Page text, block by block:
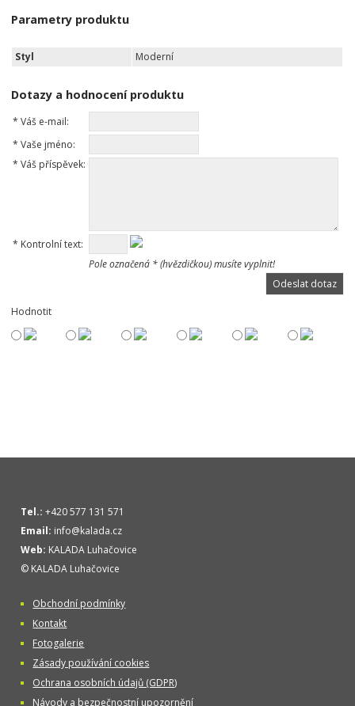
Parametry produktu
Styl Moderní
Dotazy a hodnocení produktu
* Váš e-mail:
* Vaše jméno:
* Váš příspěvek:
* Kontrolní text:
Pole označená * (hvězdičkou) musíte vyplnit!
Hodnotit
Tel.: +420 577 131 571
Email: info@kalada.cz
Web: KALADA Luhačovice
© KALADA Luhačovice
Obchodní podmínky
Kontakt
Fotogalerie
Zásady používání cookies
Ochrana osobních údajů (GDPR)
Návody a bezpečnostní upozornění